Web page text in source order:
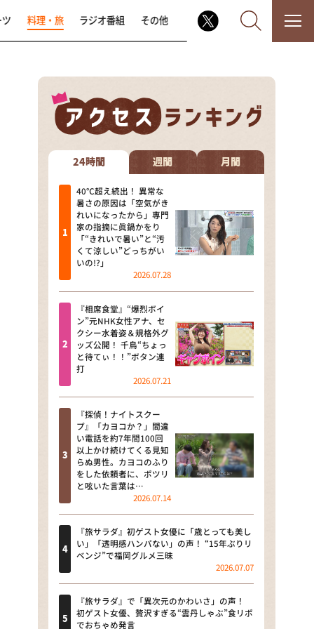
なるみ・岡村の過ぎるTV
相席食堂
これ余談なんですけど・・・
～人生密着トークバラエティ！
～ やすとものいたって真剣です
探偵！ナイトスクープ
news おかえり
河合＆A.B.C-Z塚田×福井アナ
「なんでやねん！？」（news お
かえり）
DAIGOも台所 ～きょうの献立 何
にする？～
本日はダイアンなり！シーズン２
朝だ！生です旅サラダ
教えて！ニュースライブ 正義の
ミカタ
ＬＩＦＥ～夢のカタチ～
新婚さんいらっしゃい！
ザキ山小屋本館
料理・旅 ラジオ番組 その他
24時間 週間 月間
40℃超え続出！ 異常な
暑さの原因は「空気がき
れいになったから」専門
家の指摘に眞鍋かをり
「“きれいで暑い”と“汚
くて涼しい”どっちがい
いの!?」
2026.07.28
『相席食堂』“爆烈ボイ
ン”元NHK女性アナ、セ
クシー水着姿＆規格外グ
ッズ公開！ 千鳥“ちょっ
と待てぃ！！”ボタン連
打
2026.07.21
『探偵！ナイトスクー
プ』「カヨコか？」間違
い電話を約7年間100回
以上かけ続けてくる見知
らぬ男性。カヨコのふり
をした依頼者に、ポツリ
と呟いた言葉は…
2026.07.14
『旅サラダ』初ゲスト女優に「歳とっても美し
い」「透明感ハンパない」の声！ “15年ぶりリ
ベンジ”で福岡グルメ三昧
2026.07.07
『旅サラダ』で「異次元のかわいさ」の声！
初ゲスト女優、贅沢すぎる“雲丹しゃぶ”食リポ
でおちゃめ発言